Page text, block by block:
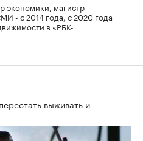
экономики, магистр
- с 2014 года, с 2020 года
в «РБК-
выживать и